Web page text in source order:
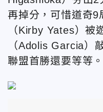
再掉分，可惜道奇9
（Kirby Yates）被
（Adolis Garcia）
聯盟首勝還要等等。